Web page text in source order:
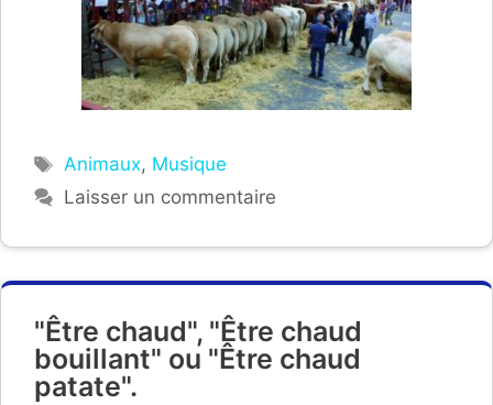
Étiquettes
Animaux, Musique
Laisser un commentaire
"Être chaud", "Être chaud
bouillant" ou "Être chaud
patate".